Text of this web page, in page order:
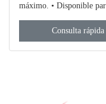
máximo. • Disponible
Consulta rápida